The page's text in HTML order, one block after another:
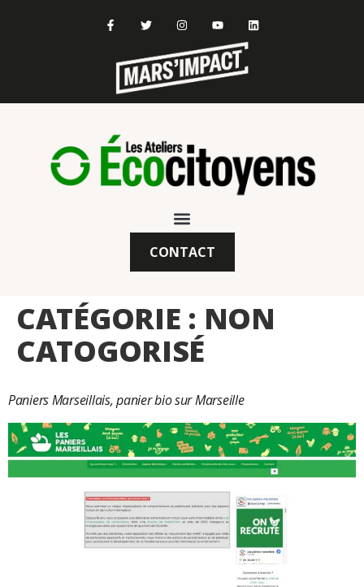
CONTACT
CATÉGORIE : NON
CATOGORISÉ
Paniers Marseillais, panier bio sur Marseille